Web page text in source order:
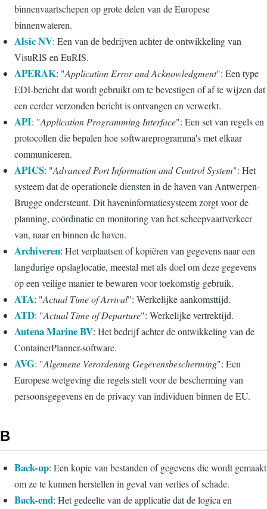
binnenvaartschepen op grote delen van de Europese
binnenwateren.
Alsic NV: Een van de bedrijven achter de ontwikkeling van
VisuRIS en EuRIS.
APERAK: "Application Error and Acknowledgment": Een type
EDI-bericht dat wordt gebruikt om te bevestigen of af te wijzen dat
een eerder verzonden bericht is ontvangen en verwerkt.
API: "Application Programming Interface": Een set van regels en
protocollen die bepalen hoe softwareprogramma's met elkaar
communiceren.
APICS: "Advanced Port Information and Control System": Het
systeem dat de operationele diensten in de haven van Antwerpen-
Brugge ondersteunt. Dit haveninformatiesysteem zorgt voor de
planning, coördinatie en monitoring van het scheepvaartverkeer
van, naar en binnen de haven.
Archiveren: Het verplaatsen of kopiëren van gegevens naar een
langdurige opslaglocatie, meestal met als doel om deze gegevens
op een veilige manier te bewaren voor toekomstig gebruik.
ATA: "Actual Time of Arrival": Werkelijke aankomsttijd.
ATD: "Actual Time of Departure": Werkelijke vertrektijd.
Autena Marine BV: Het bedrijf achter de ontwikkeling van de
ContainerPlanner-software.
AVG: "Algemene Verordening Gegevensbescherming": Een
Europese wetgeving die regels stelt voor de bescherming van
persoonsgegevens en de privacy van individuen binnen de EU.
B
Back-up: Een kopie van bestanden of gegevens die wordt gemaakt
om ze te kunnen herstellen in geval van verlies of schade.
Back-end: Het gedeelte van de applicatie dat de logica en